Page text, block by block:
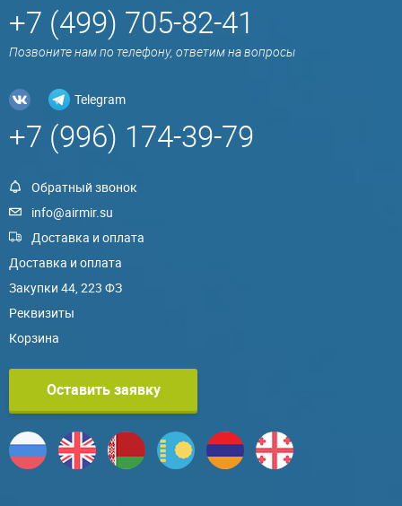
+7 (499) 705-82-41
Позвоните нам по телефону, ответим на вопросы
Telegram
+7 (996) 174-39-79
Обратный звонок
info@airmir.su
Доставка и оплата
Доставка и оплата
Закупки 44, 223 ФЗ
Реквизиты
Корзина
Оставить заявку